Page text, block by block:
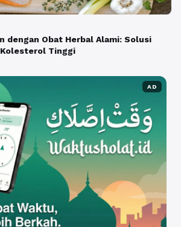
dengan Obat Herbal Alami: Solusi
Tinggi
AD